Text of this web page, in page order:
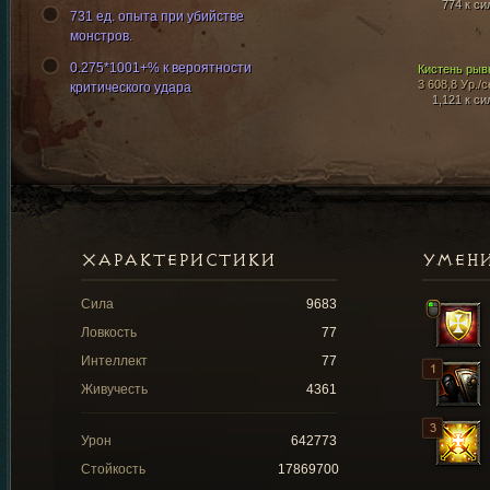
774 к
Кистень
3 608,8 Ур./
1,121 к
731 ед. опыта при убийстве
монстров.
0.275*1001+% к вероятности
критического удара
ХАРАКТЕРИСТИКИ
Сила
9683
Ловкость
77
Интеллект
77
Живучесть
4361
Урон
642773
Стойкость
17869700